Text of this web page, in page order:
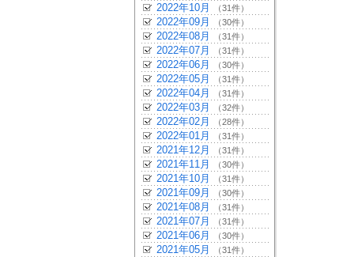
2022年10月 （31件）
2022年09月 （30件）
2022年08月 （31件）
2022年07月 （31件）
2022年06月 （30件）
2022年05月 （31件）
2022年04月 （31件）
2022年03月 （32件）
2022年02月 （28件）
2022年01月 （31件）
2021年12月 （31件）
2021年11月 （30件）
2021年10月 （31件）
2021年09月 （30件）
2021年08月 （31件）
2021年07月 （31件）
2021年06月 （30件）
2021年05月 （31件）